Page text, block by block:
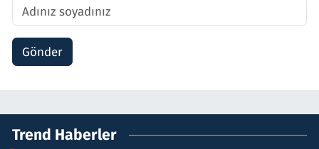
Gönder
Trend Haberler